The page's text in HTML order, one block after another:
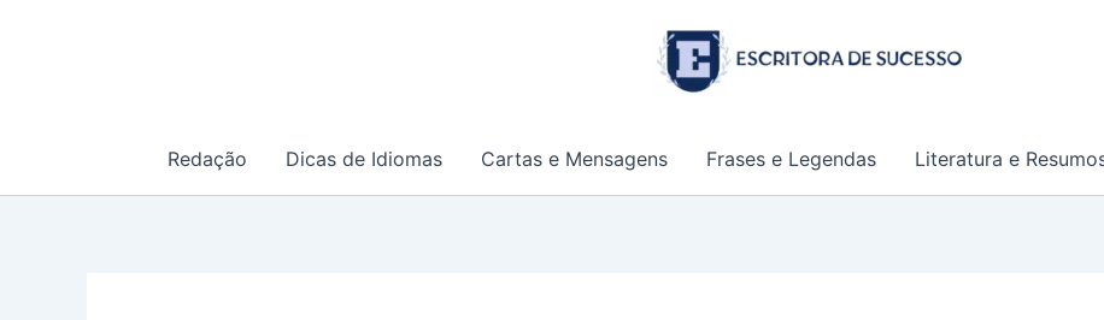
Redação Dicas de Idiomas Cartas e Mensagens Frases e Legendas Literatura e